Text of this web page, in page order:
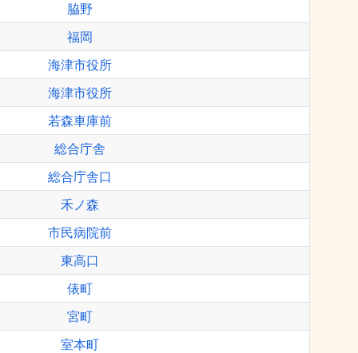
脇野
福岡
海津市役所
海津市役所
若森車庫前
総合庁舎
総合庁舎口
禾ノ森
市民病院前
東高口
俵町
宮町
室本町